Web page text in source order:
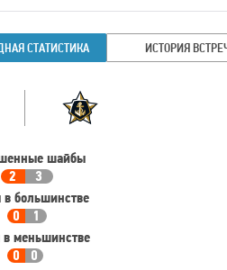
СТАТИСТИКА ИСТОРИЯ
Команда
шайбы
2
3
большинстве
0
1
меньшинстве
0
0